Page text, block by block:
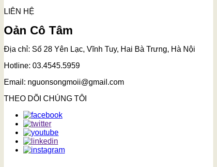
LIÊN HỆ
Oản Cô Tâm
Địa chỉ: Số 28 Yên Lạc, Vĩnh Tuy, Hai Bà Trưng, Hà Nội
Hotline: 03.4545.5959
Email: nguonsongmoii@gmail.com
THEO DÕI CHÚNG TÔI